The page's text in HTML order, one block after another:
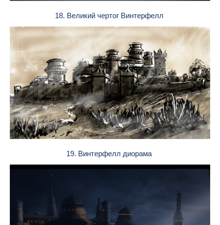
18. Великий чертог Винтерфелл
19. Винтерфелл диорама